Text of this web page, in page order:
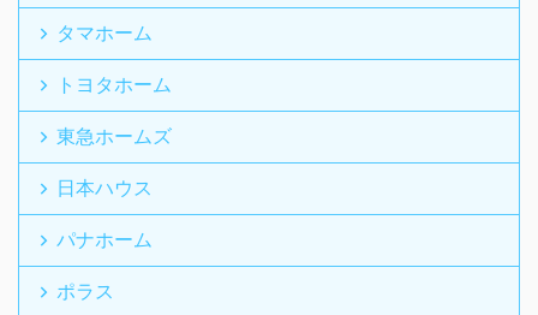
タマホーム
トヨタホーム
東急ホームズ
日本ハウス
パナホーム
ポラス